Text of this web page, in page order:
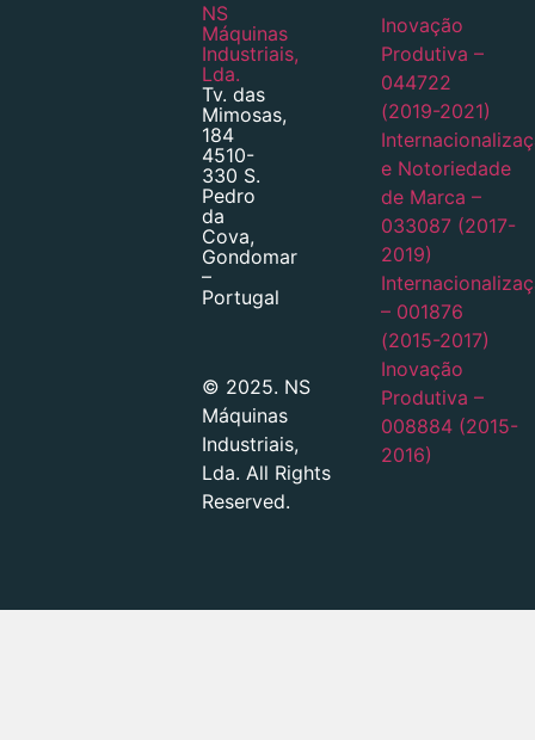
NS
Máquinas
Industriais,
Lda.
Tv. das
Mimosas,
184
4510-
330 S.
Pedro
da
Cova,
Gondomar
–
Portugal
© 2025. NS
Máquinas
Industriais,
Lda. All Rights
Reserved.
Inovação
Produtiva –
044722
(2019-2021)
e Notoriedade
de Marca –
033087 (2017-
2019)
– 001876
(2015-2017)
Inovação
Produtiva –
008884 (2015-
2016)